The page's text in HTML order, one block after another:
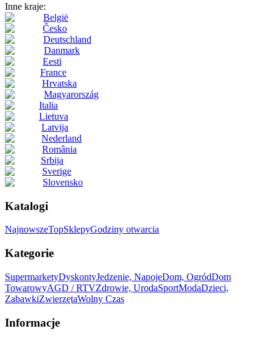
Inne kraje:
België
Česko
Deutschland
Danmark
Eesti
France
Hrvatska
Magyarország
Italia
Lietuva
Latvija
Nederland
România
Srbija
Sverige
Slovensko
Katalogi
NajnowszeTopSklepyGodziny otwarcia
Kategorie
SupermarketyDyskontyJedzenie, NapojeDom, OgródDom
TowarowyAGD / RTVZdrowie, UrodaSportModaDzieci,
ZabawkiZwierzętaWolny Czas
Informacje